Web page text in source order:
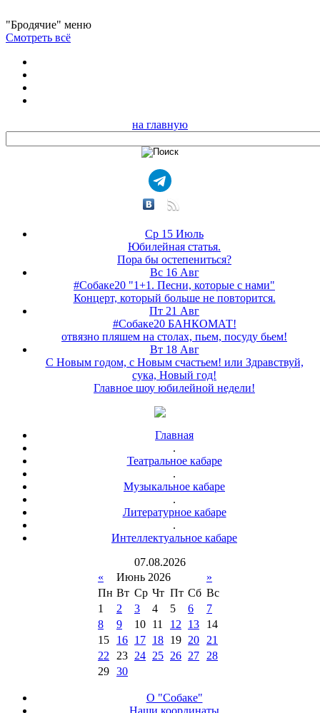
"Бродячие" меню
Смотреть всё
на главную
Ср 15 Июль
Юбилейная статья.
Пора бы остепениться?
Вс 16 Авг
#Собаке20 "1+1. Песни, которые с нами"
Концерт, который больше не повторится.
Пт 21 Авг
#Собаке20 БАНКОМАТ!
отвязно пляшем на столах, пьем, посуду бьем!
Вт 18 Авг
С Новым годом, с Новым счастьем! или Здравствуй,
сука, Новый год!
Главное шоу юбилейной недели!
Главная
.
Театральное кабаре
.
Музыкальное кабаре
.
Литературное кабаре
.
Интеллектуальное кабаре
07.08.2026
«
Июнь 2026
»
Пн Вт Ср Чт Пт Сб Вс
1
2 3 4 5 6
7
8
9 10 11 12 13
14
15
16 17 18 19 20
21
22
23 24 25 26 27
28
29 30
О "Собаке"
Наши координаты